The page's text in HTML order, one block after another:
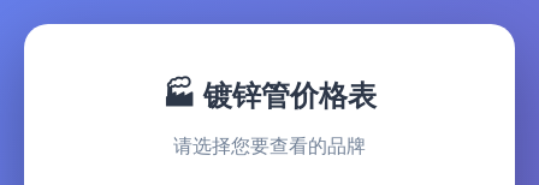
🏭 镀锌管价格表
请选择您要查看的品牌